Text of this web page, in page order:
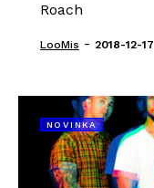
Roach
LooMis - 2018-12-17
NOVINKA